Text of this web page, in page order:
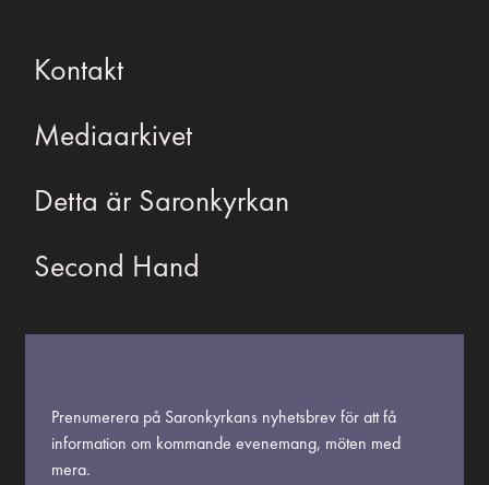
Kontakt
Mediaarkivet
Detta är Saronkyrkan
Second Hand
Prenumerera på Saronkyrkans nyhetsbrev för att få
information om kommande evenemang, möten med
mera.